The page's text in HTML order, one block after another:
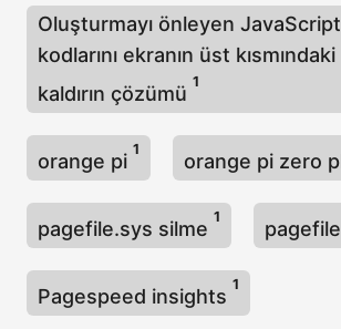
Oluşturmayı önleyen
kodlarını ekranın üst
kaldırın çözümü
1
orange pi
1
orange pi zero
pagefile.sys silme
1
Pagespeed insights
1